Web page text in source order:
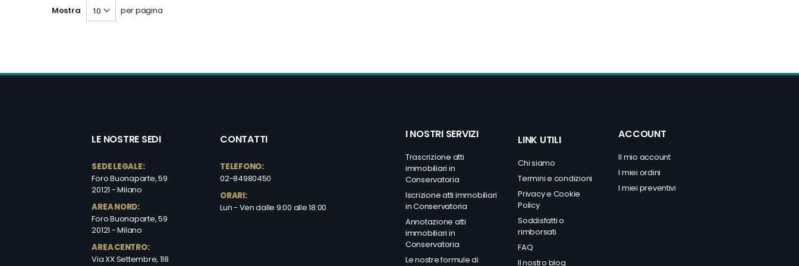
Mostra per pagina
LE NOSTRE SEDI
SEDE LEGALE:
Foro Buonaparte, 59
20121 - Milano
AREA NORD:
Foro Buonaparte, 59
20121 - Milano
AREA CENTRO:
Via XX Settembre, 118
CONTATTI
TELEFONO:
02-84980450
ORARI:
Lun - Ven dalle 9:00 alle 18:00
I NOSTRI SERVIZI
Trascrizione atti
immobiliari in
Conservatoria
Iscrizione atti immobiliari
in Conservatoria
Annotazione atti
immobiliari in
Conservatoria
Le nostre formule di
LINK UTILI
Chi siamo
Termini e condizioni
Privacye Cookie
Policy
Soddisfatti o
rimborsati
FAQ
Il nostro blog
ACCOUNT
Il mio account
I miei ordini
I miei preventivi